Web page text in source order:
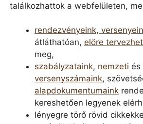
találkozhattok a webfelületen,
rendezvényeink,
átláthatóan, előre
meg,
szabályzataink, nemzeti és
versenyszámaink,
alapdokumentumaink
kereshetően legyenek
lényegre törő rövid